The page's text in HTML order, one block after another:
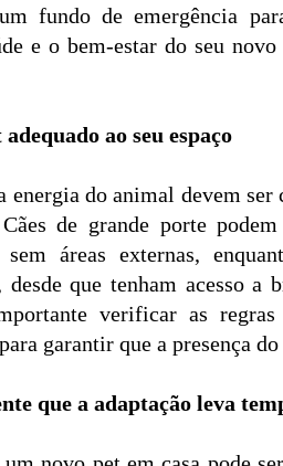
fundo de emergência
e o bem-estar do seu
ao seu espaço
energia do animal devem
de grande porte
sem áreas externas,
desde que tenham acesso a
verificar as
garantir que a presença
que a adaptação leva